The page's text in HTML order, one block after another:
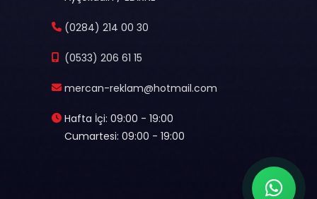
(0284) 214 00 30
(0533) 206 61 15
mercan-reklam@hotmail.com
Hafta İçi: 09:00 - 19:00
Cumartesi: 09:00 - 19:00